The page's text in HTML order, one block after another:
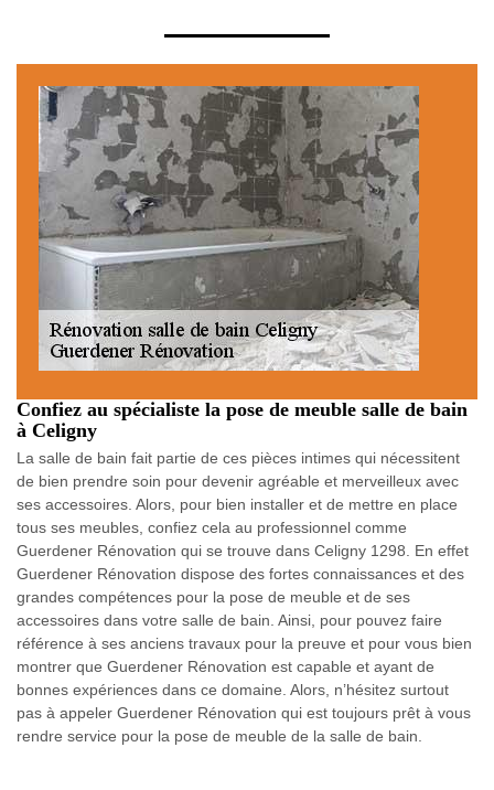
Confiez au spécialiste la pose de meuble salle de bain
à Celigny
La salle de bain fait partie de ces pièces intimes qui nécessitent
de bien prendre soin pour devenir agréable et merveilleux avec
ses accessoires. Alors, pour bien installer et de mettre en place
tous ses meubles, confiez cela au professionnel comme
Guerdener Rénovation qui se trouve dans Celigny 1298. En effet
Guerdener Rénovation dispose des fortes connaissances et des
grandes compétences pour la pose de meuble et de ses
accessoires dans votre salle de bain. Ainsi, pour pouvez faire
référence à ses anciens travaux pour la preuve et pour vous bien
montrer que Guerdener Rénovation est capable et ayant de
bonnes expériences dans ce domaine. Alors, n’hésitez surtout
pas à appeler Guerdener Rénovation qui est toujours prêt à vous
rendre service pour la pose de meuble de la salle de bain.